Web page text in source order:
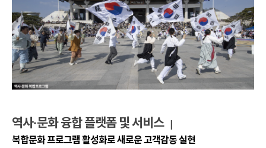
역사·문화 융합 플랫폼 및 서비스
복합문화 프로그램 활성화로 새로운 고객감동 실현